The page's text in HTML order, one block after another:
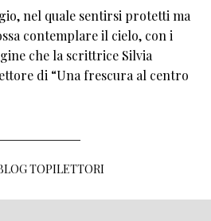
nel quale sentirsi protetti ma
contemplare il cielo, con i
che la scrittrice Silvia
di “Una frescura al centro
TOPILETTORI